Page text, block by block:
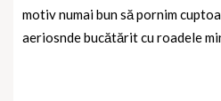
motiv numai bun să pornim
aeriosnde bucătărit cu roadele